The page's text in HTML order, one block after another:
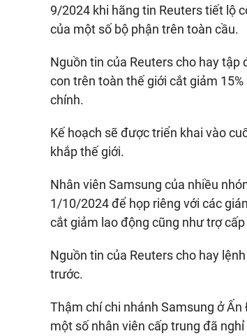
9/2024 khi hãng tin Reuters tiết lộ
của một số bộ phận trên toàn cầu.
Nguồn tin của Reuters cho hay
con trên toàn thế giới cắt giảm
chính.
Kế hoạch sẽ được triển khai vào
khắp thế giới.
Nhân viên Samsung của nhiều
1/10/2024 để họp riêng với các
cắt giảm lao động cũng như trợ
Nguồn tin của Reuters cho hay
trước.
Thậm chí chi nhánh Samsung ở
một số nhân viên cấp trung đã